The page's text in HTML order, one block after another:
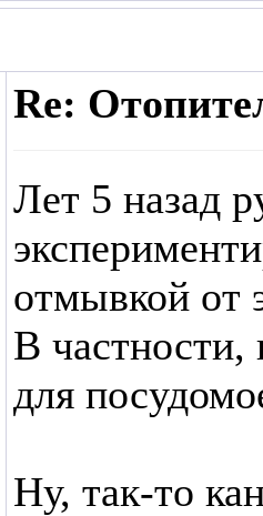
Re:
Лет 5 назад
отмывкой от
В частности,
для
Ну, так-то